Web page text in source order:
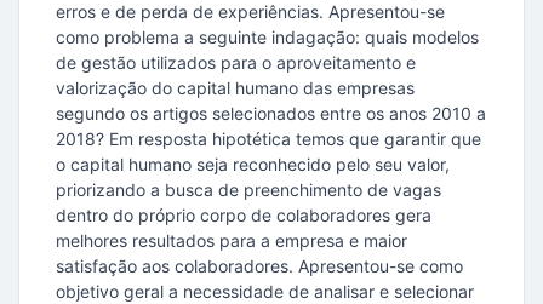
erros e de perda de experiências. Apresentou-se
como problema a seguinte indagação: quais modelos
de gestão utilizados para o aproveitamento e
valorização do capital humano das empresas
segundo os artigos selecionados entre os anos 2010 a
2018? Em resposta hipotética temos que garantir que
o capital humano seja reconhecido pelo seu valor,
priorizando a busca de preenchimento de vagas
dentro do próprio corpo de colaboradores gera
melhores resultados para a empresa e maior
satisfação aos colaboradores. Apresentou-se como
objetivo geral a necessidade de analisar e selecionar